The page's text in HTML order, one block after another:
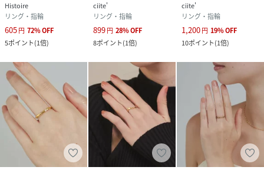
Histoire
リング・指輪
605円 72%OFF
5ポイント(1倍)
ciite'
リング・指輪
899円 28%OFF
8ポイント(1倍)
ciite'
リング・指輪
1,200円 19%OFF
10ポイント(1倍)